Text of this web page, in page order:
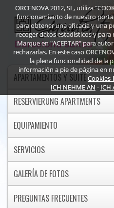
ORCENOVA 2012, SL, utiliza
funcionamiento de nuestro
para obtener una eficacia y una
recoger datos estadísticos y
Marque en "ACEPTAR" para
rechazarlas. En este caso
la plena funcionalidad de la
información a pie de página en
ICH NEHME AN - ICH
APARTAMENTOS Y SUITE
RESERVIERUNG APARTMENTS
EQUIPAMIENTO
SERVICIOS
GALERÍA DE FOTOS
PREGUNTAS FRECUENTES